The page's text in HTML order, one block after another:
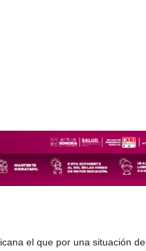
el que por una situación